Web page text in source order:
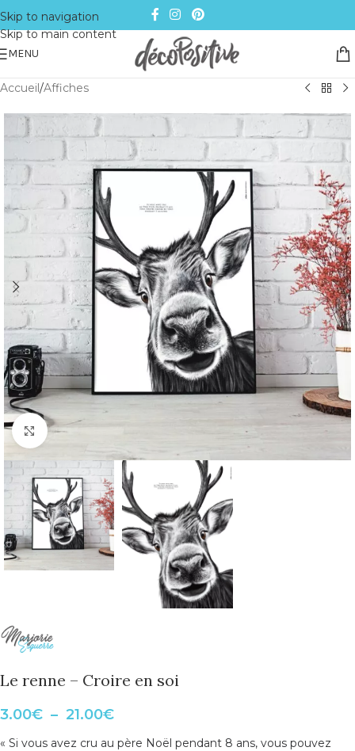
Skip to navigation
Skip to main content
MENU
Accueil/Affiches
Cliquer pour agrandir
Le renne – Croire en soi
3.00€ – 21.00€
« Si vous avez cru au père Noël pendant 8 ans, vous pouvez